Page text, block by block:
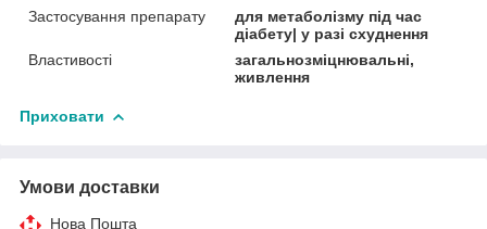
Застосування препарату
для метаболізму під час
діабету| у разі схуднення
Властивості
загальнозміцнювальні,
живлення
Приховати
Умови доставки
Нова Пошта